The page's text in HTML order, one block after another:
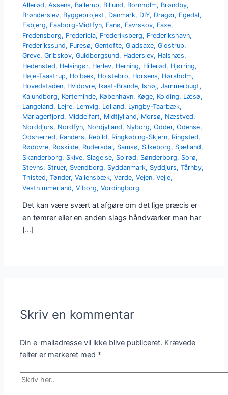
Allerød,Assens, Ballerup, Billund, Bornholm, Brøndby,
Brønderslev, Byggeprojekt, Danmark, DIY, Dragør, Egedal,
Esbjerg, Faaborg-Midtfyn, Fanø, Favrskov, Faxe,
Fredensborg, Fredericia, Frederiksberg, Frederikshavn,
Frederikssund, Furesø,Gentofte,Gladsaxe,Glostrup,
Greve,Gribskov,Guldborgsund, Haderslev, Halsnæs,
Hedensted, Helsingør, Herlev, Herning, Hillerød, Hjørring,
Høje-Taastrup, Holbæk, Holstebro, Horsens, Hørsholm,
Hovedstaden, Hvidovre, Ikast-Brande, Ishøj,Jammerbugt,
Kalundborg, Kerteminde, København, Køge, Kolding, Læsø,
Langeland, Lejre, Lemvig, Lolland, Lyngby-Taarbæk,
Mariagerfjord, Middelfart, Midtjylland, Morsø, Næstved,
Norddjurs, Nordfyn, Nordjylland, Nyborg,Odder,Odense,
Odsherred, Randers, Rebild, Ringkøbing-Skjern, Ringsted,
Rødovre, Roskilde, Rudersdal, Samsø, Silkeborg, Sjælland,
Skanderborg, Skive, Slagelse, Solrød, Sønderborg, Sorø,
Stevns, Struer, Svendborg, Syddanmark, Syddjurs,Tårnby,
Thisted,Tønder,Vallensbæk,Varde,Vejen,Vejle,
Vesthimmerland,Viborg,Vordingborg
Det kan være svært at afgøre om det lige præcis er
en tømrer eller en anden slags håndværker man har
[…]
Skriv en kommentar
Din e-mailadresse vil ikke blive publiceret. Krævede
felter er markeret med *
Skriv